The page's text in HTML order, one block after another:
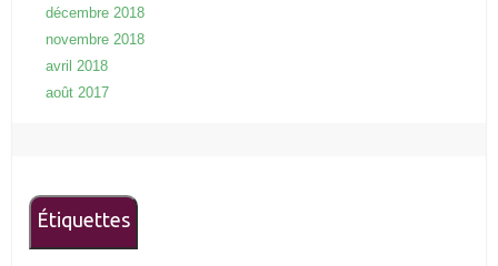
décembre 2018
novembre 2018
avril 2018
août 2017
Étiquettes